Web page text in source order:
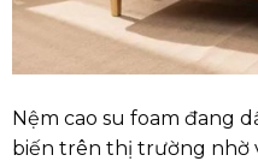
Nệm cao su foam đang
biến trên thị trường nhờ